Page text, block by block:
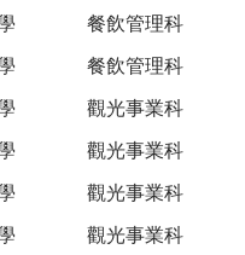
餐飲管理科
餐飲管理科
觀光事業科
觀光事業科
觀光事業科
觀光事業科